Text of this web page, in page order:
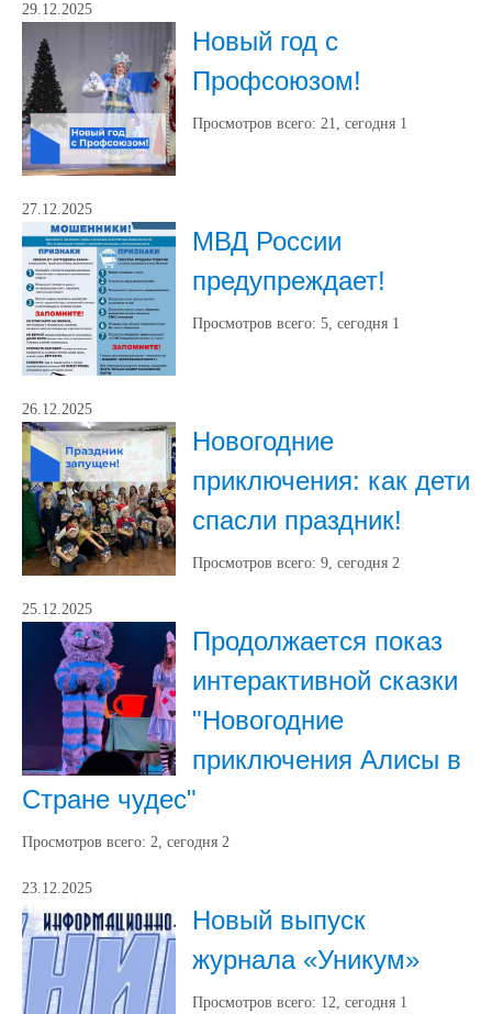
29.12.2025
Новый год с
Профсоюзом!
Просмотров всего: 21, сегодня 1
27.12.2025
МВД России
предупреждает!
Просмотров всего: 5, сегодня 1
26.12.2025
Новогодние
приключения: как дети
спасли праздник!
Просмотров всего: 9, сегодня 2
25.12.2025
Продолжается показ
интерактивной сказки
"Новогодние
приключения Алисы в
Стране чудес"
Просмотров всего: 2, сегодня 2
23.12.2025
Новый выпуск
журнала «Уникум»
Просмотров всего: 12, сегодня 1